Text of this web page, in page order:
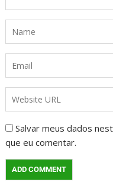
Salvar meus dados
que eu comentar.